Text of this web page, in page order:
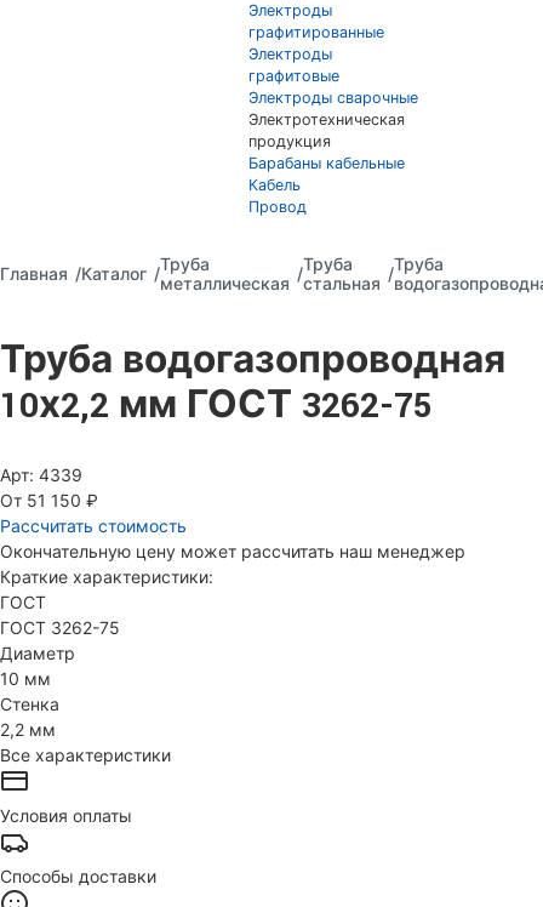
Электроды
графитированные
Электроды
графитовые
Электроды сварочные
Электротехническая
продукция
Барабаны кабельные
Кабель
Провод
Главная Каталог
Труба
металлическая
Труба
стальная
Труба
Труба водогазопроводная
10х2,2 мм ГОСТ 3262-75
Арт: 4339
От 51 150 ₽
Рассчитать стоимость
Окончательную цену может рассчитать наш менеджер
Краткие характеристики:
ГОСТ
ГОСТ 3262-75
Диаметр
10 мм
Стенка
2,2 мм
Все характеристики
Условия оплаты
Способы доставки